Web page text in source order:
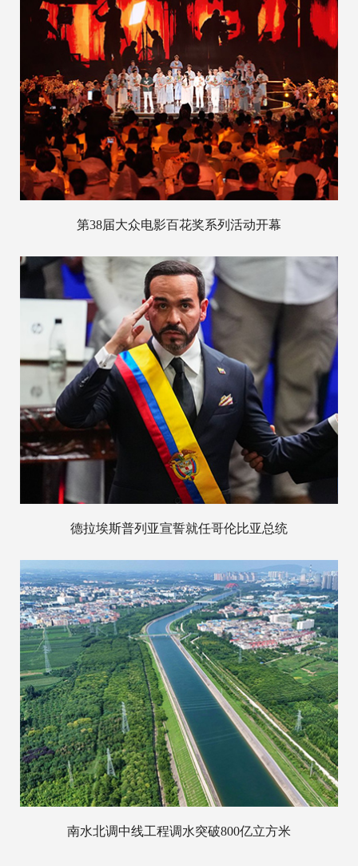
第38届大众电影百花奖系列活动开幕
德拉埃斯普列亚宣誓就任哥伦比亚总统
南水北调中线工程调水突破800亿立方米